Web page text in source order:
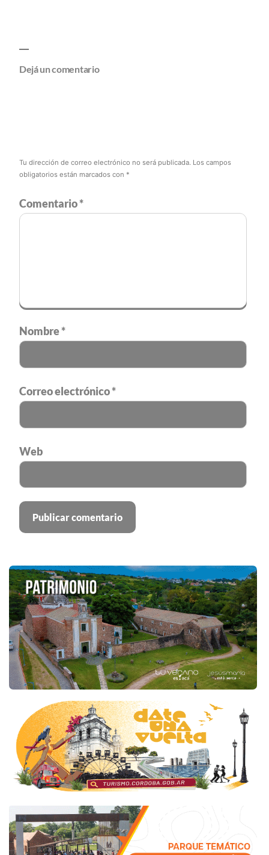
Dejá un comentario
Tu dirección de correo electrónico no será publicada. Los campos
obligatorios están marcados con *
Comentario*
Nombre*
Correo electrónico*
Web